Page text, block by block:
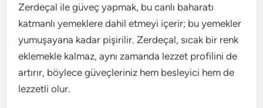
Zerdeçal ile güveç yapmak, bu canlı baharatı
katmanlı yemeklere dahil etmeyi içerir; bu yemekler
yumuşayana kadar pişirilir. Zerdeçal, sıcak bir renk
eklemekle kalmaz, aynı zamanda lezzet profilini de
artırır, böylece güveçleriniz hem besleyici hem de
lezzetli olur.